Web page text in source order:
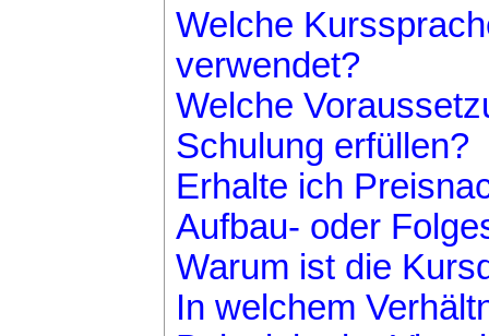
Welche
verwendet?
Welche
Schulung erfüllen?
Erhalte ich
Aufbau- oder
Warum ist die
In welchem